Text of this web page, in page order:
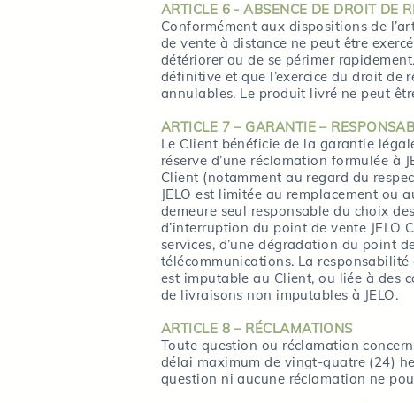
ARTICLE 6 - ABSENCE DE DROIT DE
Conformément aux dispositions de
de vente à distance ne peut être
détériorer ou de se périmer
définitive et que l’exercice du droit de
annulables. Le produit livré ne peut
ARTICLE 7 – GARANTIE –
Le Client bénéficie de la garantie
réserve d’une réclamation formulée à
Client (notamment au regard du
JELO est limitée au remplacement ou
demeure seul responsable du choix
d’interruption du point de vente JELO
services, d’une dégradation du point
télécommunications. La responsabilité
est imputable au Client, ou liée à des
de livraisons non imputables à JELO.
ARTICLE 8 – RÉCLAMATIONS
Toute question ou réclamation
délai maximum de vingt-quatre (24)
question ni aucune réclamation ne